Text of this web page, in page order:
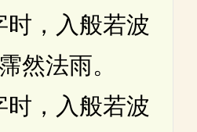
，入般若波
然法雨。
，入般若波